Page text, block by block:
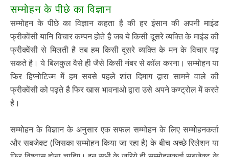
सम्मोहन के पीछे का विज्ञान
सम्मोहन के पीछे का विज्ञान कहता है की हर इंसान की अपनी माइंड
फ्रीक्वेंसी यानि विचार कम्पन होते है जब ये किसी दूसरे व्यक्ति के माइंड की
फ्रीक्वेंसी से मिलती है तब हम किसी दूसरे व्यक्ति के मन के विचार पढ़
सकते है। ये बिलकुल वैसे ही जैसे किसी नंबर से कॉल करना। सम्मोहन या
फिर हिप्नोटिज्म में हम सबसे पहले शांत दिमाग द्वारा सामने वाले की
फ्रीक्वेंसी को पढ़ते है फिर खास भावनाओ द्वारा उसे अपने कण्ट्रोल में करते
है।
सम्मोहन के विज्ञान के अनुसार एक सफल सम्मोहन के लिए सम्मोहनकर्ता
और सबजेक्ट (जिसका सम्मोहन किया जा रहा है) के बीच अच्छे रिलेशन या